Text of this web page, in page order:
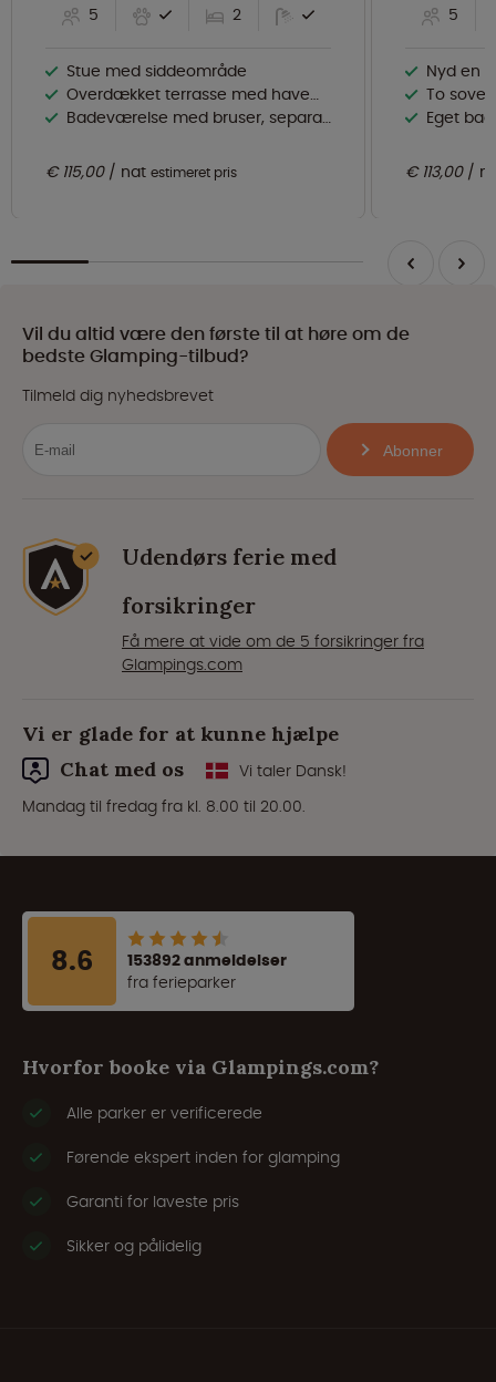
5
2
Stue med siddeområde
Overdækket terrasse med havemøbler
Badeværelse med bruser, separat toilet
€ 115,00 nat estimeret pris
5
Nyd en drink
To
Eget
€ 113,00
Vil du altid være den første til at høre om de
bedste Glamping-tilbud?
Tilmeld dig nyhedsbrevet
Abonner
Udendørs ferie med
forsikringer
Få mere at vide om de 5 forsikringer fra
Glampings.com
Vi er glade for at kunne hjælpe
Chat med os
Vi taler Dansk!
Mandag til fredag fra kl. 8.00 til 20.00.
8.6
153892 anmeldelser
fra ferieparker
Hvorfor booke via Glampings.com?
Alle parker er verificerede
Førende ekspert inden for glamping
Garanti for laveste pris
Sikker og pålidelig